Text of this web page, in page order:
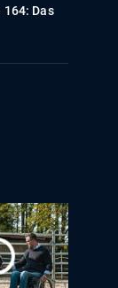
164: Das